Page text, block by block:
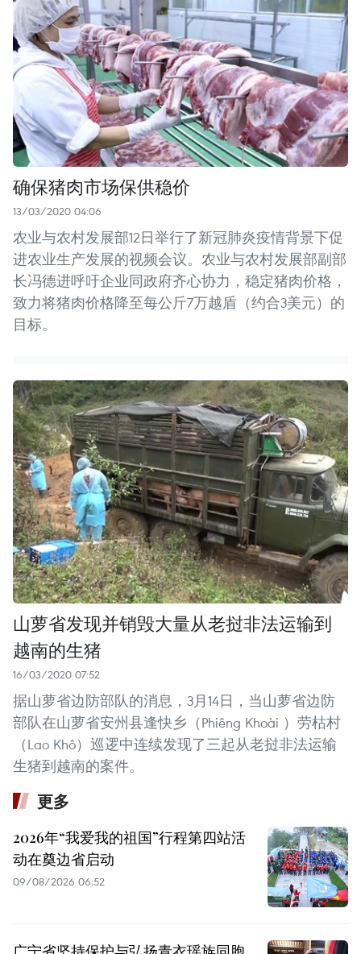
确保猪肉市场保供稳价
13/03/2020 04:06
农业与农村发展部12日举行了新冠肺炎疫情背景下促
进农业生产发展的视频会议。农业与农村发展部副部
长冯德进呼吁企业同政府齐心协力，稳定猪肉价格，
致力将猪肉价格降至每公斤7万越盾（约合3美元）的
目标。
山萝省发现并销毁大量从老挝非法运输到
越南的生猪
16/03/2020 07:52
据山萝省边防部队的消息，3月14日，当山萝省边防
部队在山萝省安州县逢快乡（Phiêng Khoài ）劳枯村
（Lao Khô）巡逻中连续发现了三起从老挝非法运输
生猪到越南的案件。
更多
2026年“我爱我的祖国”行程第四站活
动在奠边省启动
09/08/2026 06:52